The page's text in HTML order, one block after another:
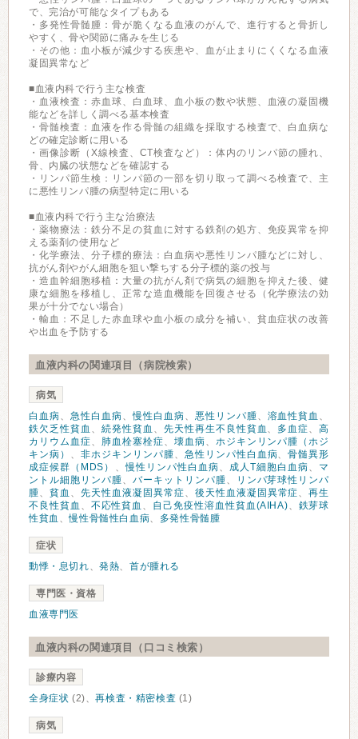
で、完治が可能なタイプもある
・多発性骨髄腫：骨が脆くなる血液のがんで、進行すると骨折し
やすく、骨や関節に痛みを生じる
・その他：血小板が減少する疾患や、血が止まりにくくなる血液
凝固異常など
■血液内科で行う主な検査
・血液検査：赤血球、白血球、血小板の数や状態、血液の凝固機
能などを詳しく調べる基本検査
・骨髄検査：血液を作る骨髄の組織を採取する検査で、白血病な
どの確定診断に用いる
・画像診断（X線検査、CT検査など）：体内のリンパ節の腫れ、
骨、内臓の状態などを確認する
・リンパ節生検：リンパ節の一部を切り取って調べる検査で、主
に悪性リンパ腫の病型特定に用いる
■血液内科で行う主な治療法
・薬物療法：鉄分不足の貧血に対する鉄剤の処方、免疫異常を抑
える薬剤の使用など
・化学療法、分子標的療法：白血病や悪性リンパ腫などに対し、
抗がん剤やがん細胞を狙い撃ちする分子標的薬の投与
・造血幹細胞移植：大量の抗がん剤で病気の細胞を抑えた後、健
康な細胞を移植し、正常な造血機能を回復させる（化学療法の効
果が十分でない場合）
・輸血：不足した赤血球や血小板の成分を補い、貧血症状の改善
や出血を予防する
血液内科の関連項目（病院検索）
病気
白血病、 急性白血病、慢性白血病、 悪性リンパ腫、 溶血性貧血 、
鉄欠乏性貧血 、 続発性貧血 、 先天性再生不良性貧血 、 多血症、高
カリウム血症、 肺血栓塞栓症、 壊血病、 ホジキンリンパ腫（ホジ
キン病） 、 非ホジキンリンパ腫、 急性リンパ性白血病、骨髄異形
成症候群（MDS）
、慢性リンパ性白血病、 成人T細胞白血病、 マ
ントル細胞リンパ腫、 バーキットリンパ腫、
リンパ芽球性リンパ
腫、 貧血 、 先天性血液凝固異常症、 後天性血液凝固異常症、再生
不良性貧血 、 不応性貧血 、 自己免疫性溶血性貧血(AIHA)、 鉄芽球
性貧血 、慢性骨髄性白血病、 多発性骨髄腫
症状
動悸・息切れ、発熱、首が腫れる
専門医・資格
血液専門医
血液内科の関連項目（口コミ検索）
診療内容
全身症状 (2)、再検査・精密検査 (1)
病気